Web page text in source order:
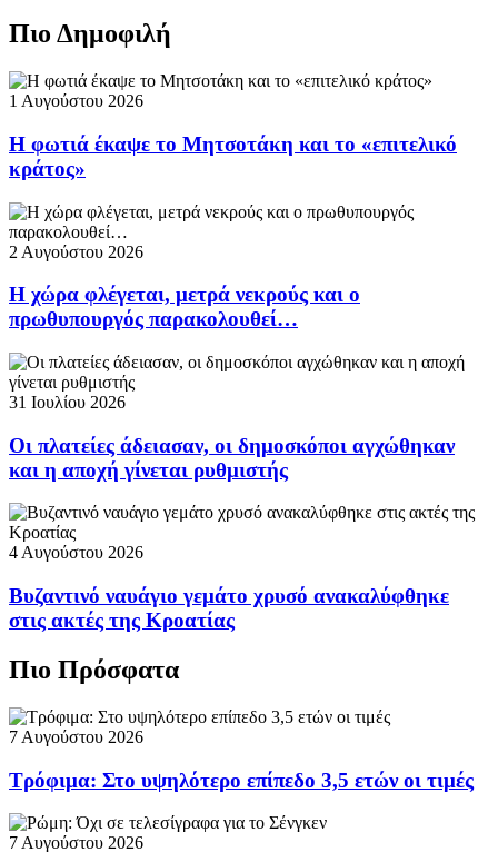
Πιο Δημοφιλή
1 Αυγούστου 2026
Η φωτιά έκαψε το Μητσοτάκη και το «επιτελικό
κράτος»
2 Αυγούστου 2026
Η χώρα φλέγεται, μετρά νεκρούς και ο
πρωθυπουργός παρακολουθεί…
31 Ιουλίου 2026
Οι πλατείες άδειασαν, οι δημοσκόποι αγχώθηκαν
και η αποχή γίνεται ρυθμιστής
4 Αυγούστου 2026
Βυζαντινό ναυάγιο γεμάτο χρυσό ανακαλύφθηκε
στις ακτές της Κροατίας
Πιο Πρόσφατα
7 Αυγούστου 2026
Τρόφιμα: Στο υψηλότερο επίπεδο 3,5 ετών οι τιμές
7 Αυγούστου 2026